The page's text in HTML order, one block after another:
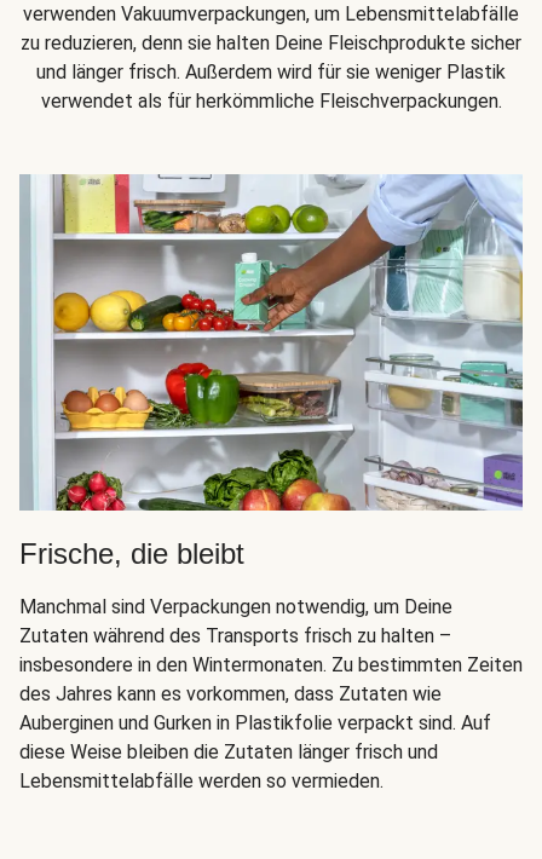
verwenden Vakuumverpackungen, um Lebensmittelabfälle
zu reduzieren, denn sie halten Deine Fleischprodukte sicher
und länger frisch. Außerdem wird für sie weniger Plastik
verwendet als für herkömmliche Fleischverpackungen.
Frische, die bleibt
Manchmal sind Verpackungen notwendig, um Deine
Zutaten während des Transports frisch zu halten –
insbesondere in den Wintermonaten. Zu bestimmten Zeiten
des Jahres kann es vorkommen, dass Zutaten wie
Auberginen und Gurken in Plastikfolie verpackt sind. Auf
diese Weise bleiben die Zutaten länger frisch und
Lebensmittelabfälle werden so vermieden.